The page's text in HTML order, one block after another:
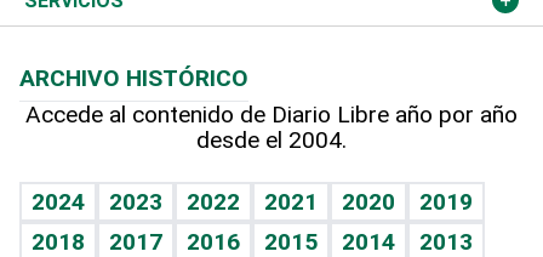
Hablando con el pediatra
Vida y familia
Eñe
Línea de hit
TBT Deportivo
Más firmas
Hecho en casa
Guía del dinero
Cumpleaños
Horóscopos
Crucigramas
ARCHIVO HISTÓRICO
Accede al contenido de Diario Libre año por año
desde el 2004.
2024 2023 2022 2021 2020
2019
2018
2017 2016 2015 2014
2013